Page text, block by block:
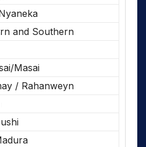
and Southern
Masai
/ Rahanweyn